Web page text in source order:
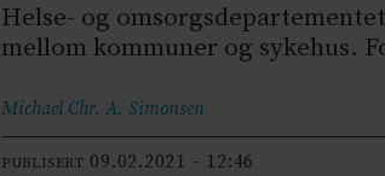
Helse- og
mellom kommuner og sykehus.
Michael Chr. A. Simonsen
PUBLISERT 09.02.2021 - 12:46